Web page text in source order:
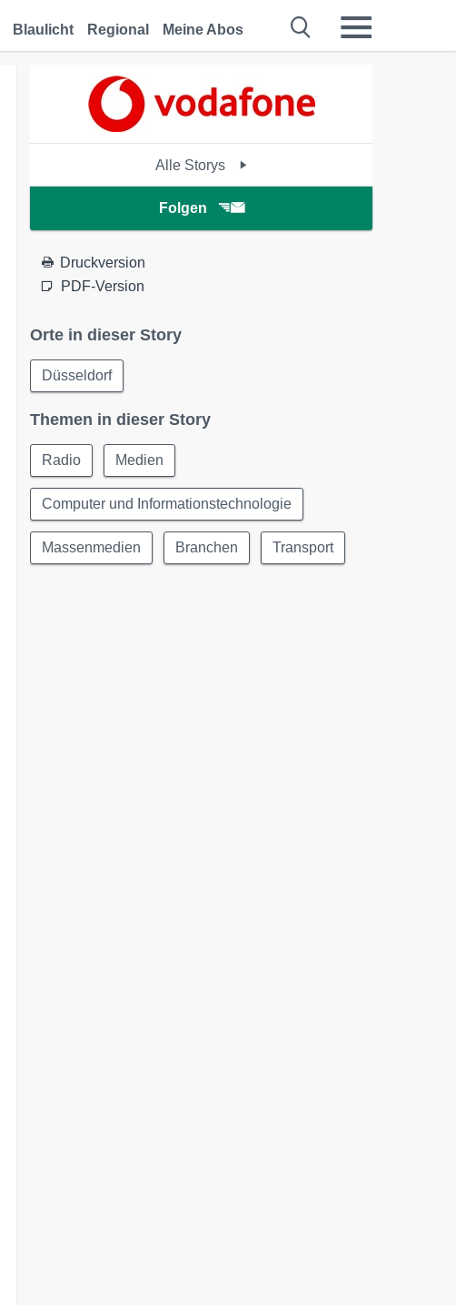
Blaulicht Regional Meine Abos
Alle Storys
Folgen
Druckversion
PDF-Version
Orte in dieser Story
Düsseldorf
Themen in dieser Story
Radio Medien
Computer und Informationstechnologie
Massenmedien Branchen Transport